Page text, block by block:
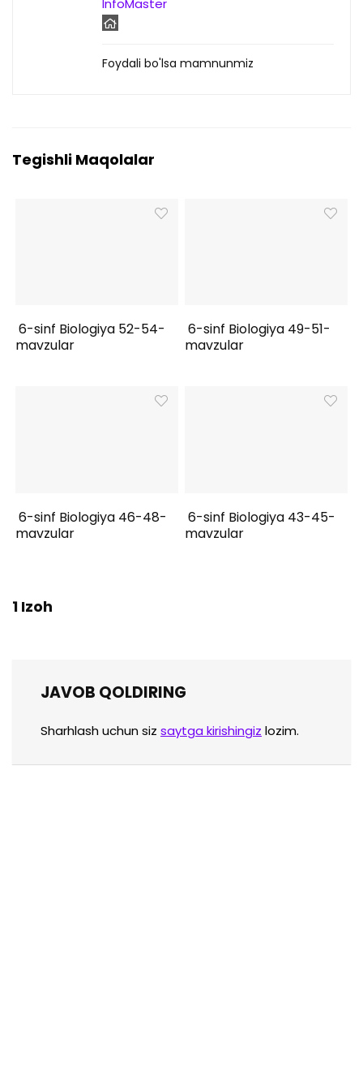
InfoMaster
Foydali bo'lsa mamnunmiz
Tegishli Maqolalar
6-sinf Biologiya 52-54-
mavzular
6-sinf Biologiya 49-51-
mavzular
6-sinf Biologiya 46-48-
mavzular
6-sinf Biologiya 43-45-
mavzular
1 Izoh
JAVOB QOLDIRING
Sharhlash uchun siz saytga kirishingiz lozim.